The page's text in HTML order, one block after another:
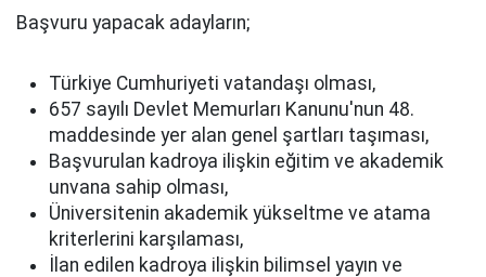
Başvuru yapacak adayların;
Türkiye Cumhuriyeti vatandaşı olması,
657 sayılı Devlet Memurları Kanunu'nun 48.
maddesinde yer alan genel şartları taşıması,
Başvurulan kadroya ilişkin eğitim ve akademik
unvana sahip olması,
Üniversitenin akademik yükseltme ve atama
kriterlerini karşılaması,
İlan edilen kadroya ilişkin bilimsel yayın ve